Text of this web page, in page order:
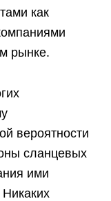
как
рынке.
вероятности
сланцевых
ими